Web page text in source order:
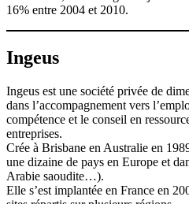
16% entre 2004 et 2010.
Ingeus
Ingeus est une société privée de
dans l’accompagnement vers
compétence et le conseil en
entreprises.
Crée à Brisbane en Australie en
une dizaine de pays en Europe et
Arabie saoudite…).
Elle s’est implantée en France en